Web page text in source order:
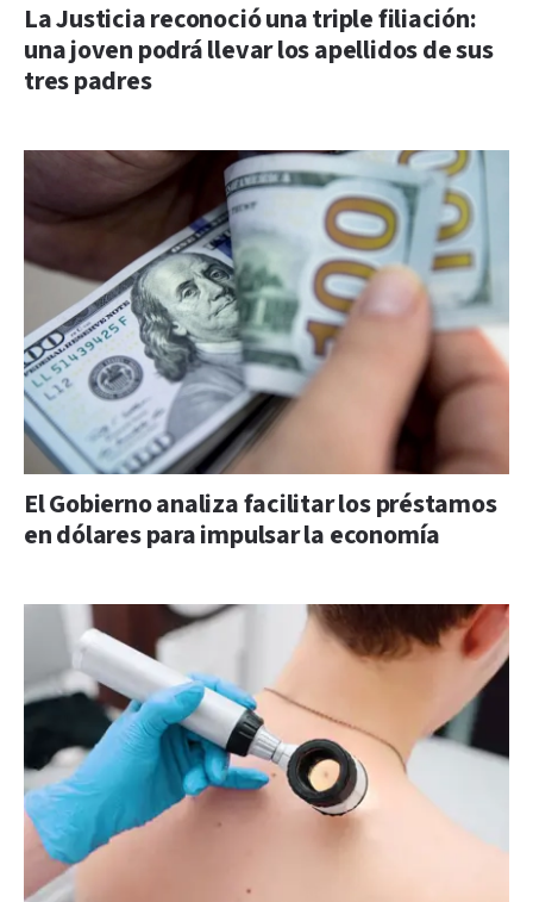
La Justicia reconoció una triple filiación:
una joven podrá llevar los apellidos de sus
tres padres
El Gobierno analiza facilitar los préstamos
en dólares para impulsar la economía